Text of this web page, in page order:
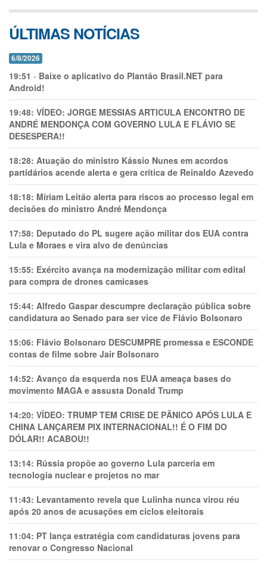
ÚLTIMAS NOTÍCIAS
6/8/2026
19:51 - Baixe o aplicativo do Plantão Brasil.NET para
Android!
19:48: VÍDEO: JORGE MESSIAS ARTICULA ENCONTRO DE
ANDRÉ MENDONÇA COM GOVERNO LULA E FLÁVIO SE
DESESPERA!!
18:28: Atuação do ministro Kássio Nunes em acordos
partidários acende alerta e gera crítica de Reinaldo Azevedo
18:18: Míriam Leitão alerta para riscos ao processo legal em
decisões do ministro André Mendonça
17:58: Deputado do PL sugere ação militar dos EUA contra
Lula e Moraes e vira alvo de denúncias
15:55: Exército avança na modernização militar com edital
para compra de drones camicases
15:44: Alfredo Gaspar descumpre declaração pública sobre
candidatura ao Senado para ser vice de Flávio Bolsonaro
15:06: Flávio Bolsonaro DESCUMPRE promessa e ESCONDE
contas de filme sobre Jair Bolsonaro
14:52: Avanço da esquerda nos EUA ameaça bases do
movimento MAGA e assusta Donald Trump
14:20: VÍDEO: TRUMP TEM CRlSE DE PÂNlCO APÓS LULA E
CHINA LANÇAREM PIX INTERNACIONAL!! É O FIM DO
DÓLAR!! ACABOU!!
13:14: Rússia propõe ao governo Lula parceria em
tecnologia nuclear e projetos no mar
11:43: Levantamento revela que Lulinha nunca virou réu
após 20 anos de acusações em ciclos eleitorais
11:04: PT lança estratégia com candidaturas jovens para
renovar o Congresso Nacional